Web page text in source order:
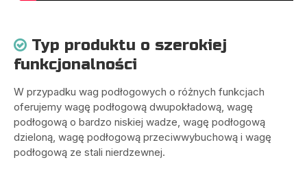
 Typ produktu o szerokiej
funkcjonalności
W przypadku wag podłogowych o różnych funkcjach
oferujemy wagę podłogową dwupokładową, wagę
podłogową o bardzo niskiej wadze, wagę podłogową
dzieloną, wagę podłogową przeciwwybuchową i wagę
podłogową ze stali nierdzewnej.